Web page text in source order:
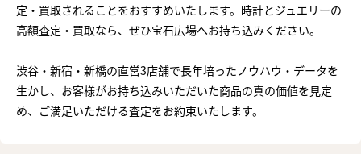
定・買取されることをおすすめいたします。時計とジュエリーの
高額査定・買取なら、ぜひ宝石広場へお持ち込みください。
渋谷・新宿・新橋の直営3店舗で長年培ったノウハウ・データを
生かし、お客様がお持ち込みいただいた商品の真の価値を見定
め、ご満足いただける査定をお約束いたします。